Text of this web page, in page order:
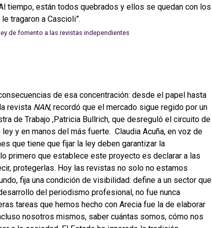
tiempo, están todos quebrados y ellos se quedan con los
tragaron a Cascioli”.
de esa concentración: desde el papel hasta
revista NAN, recordó que el mercado sigue regido por un
de Trabajo ,Patricia Bullrich, que desreguló el circuito de
y en manos del más fuerte. Claudia Acuña, en voz de
que tiene que fijar la ley deben garantizar la
primero que establece este proyecto es declarar a las
protegerlas. Hoy las revistas no solo no estamos
fija una condición de visibilidad: define a un sector que
del periodismo profesional, no fue nunca
tareas que hemos hecho con Arecia fue la de elaborar
nosotros mismos, saber cuántas somos, cómo nos